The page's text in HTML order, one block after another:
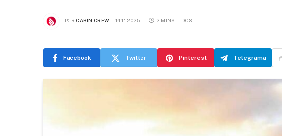
POR CABIN CREW 14.11.2025 2 MINS LIDOS
Facebook Twitter Pinterest Telegrama